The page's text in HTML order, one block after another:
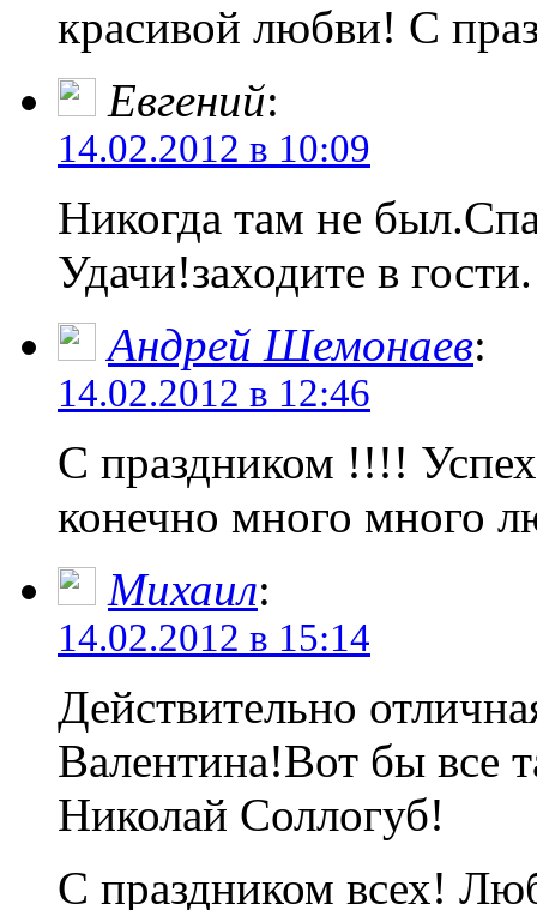
красивой любви! С
Евгений:
14.02.2012 в 10:09
Никогда там не
Удачи!заходите в гости.
Андрей Шемонаев:
14.02.2012 в 12:46
С праздником !!!!
конечно много много
Михаил:
14.02.2012 в 15:14
Действительно
Валентина!Вот бы все
Николай Соллогуб!
С праздником всех!